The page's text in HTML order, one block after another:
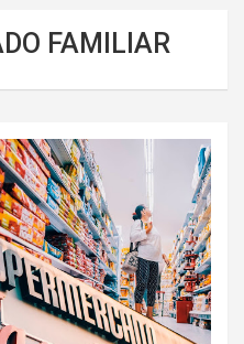
FAMILIAR